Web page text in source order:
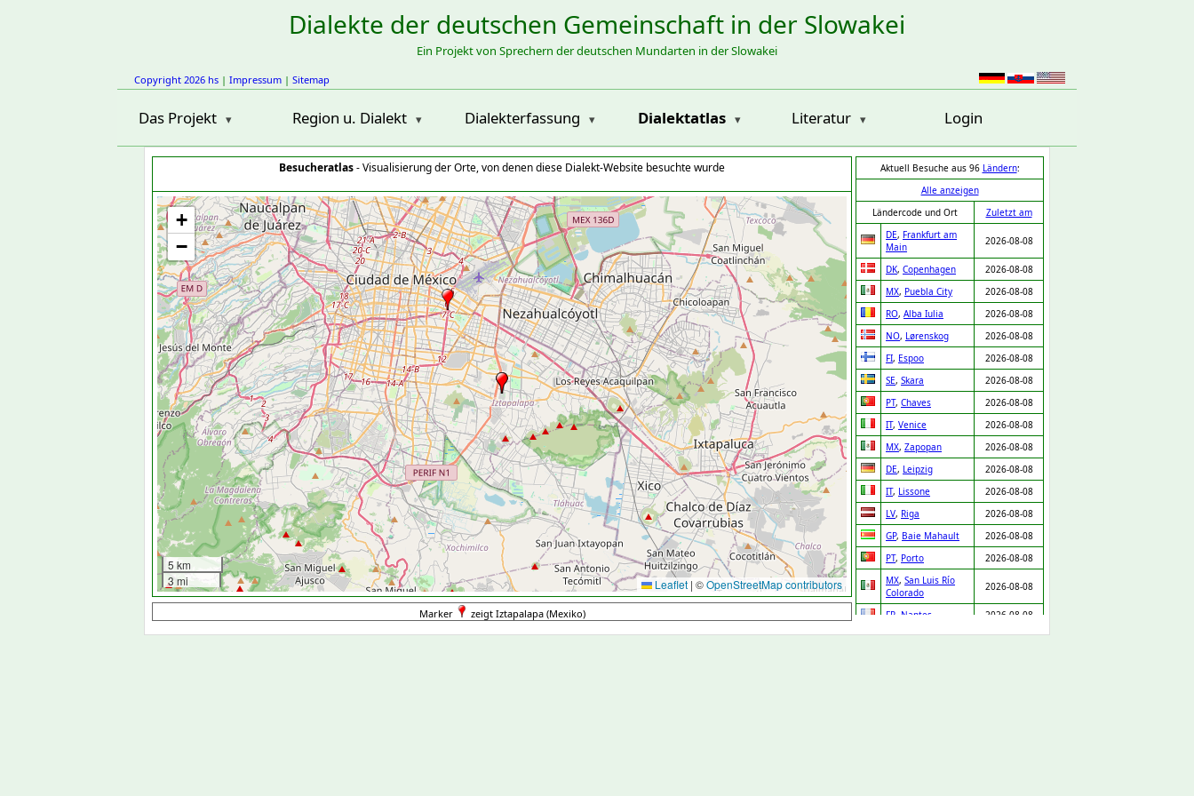
Dialekte der deutschen Gemeinschaft in der Slowakei
Ein Projekt von Sprechern der deutschen Mundarten in der Slowakei
Copyright 2026 hs | Impressum | Sitemap
Das Projekt Region u. Dialekt Dialekterfassung Dialektatlas Literatur Login
Besucheratlas- Visualisierung der Orte, von denen diese Dialekt-Website besuchte wurde
+
−
5 km
3 mi
Leaflet | ©OpenStreetMap contributors
Aktuell Besuche aus 96 Ländern:
Alle anzeigen
Ländercode und Ort
Zuletzt am
DE, Frankfurt am
Main
2026-08-08
DK, Copenhagen
2026-08-08
MX, Puebla City
2026-08-08
RO, Alba Iulia
2026-08-08
NO, Lørenskog
2026-08-08
FI, Espoo
2026-08-08
SE, Skara
2026-08-08
PT, Chaves
2026-08-08
IT, Venice
2026-08-08
MX, Zapopan
2026-08-08
DE, Leipzig
2026-08-08
IT, Lissone
2026-08-08
LV, Riga
2026-08-08
GP, Baie Mahault
2026-08-08
PT, Porto
2026-08-08
MX, San Luis Río
Colorado
2026-08-08
FR Nantes
2026-08-08
IT,Salerno
2026-08-08
Marker zeigt Iztapalapa (Mexiko)